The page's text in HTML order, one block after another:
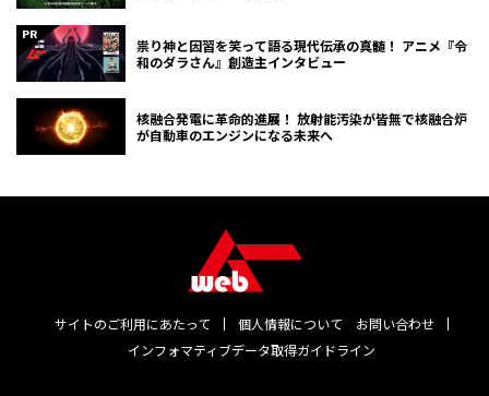
祟り神と因習を笑って語る現代伝承の真髄！ アニメ『令
和のダラさん』創造主インタビュー
核融合発電に革命的進展！ 放射能汚染が皆無で核融合炉
が自動車のエンジンになる未来へ
サイトのご利用にあたって 個人情報について
お問い合わせ
インフォマティブデータ取得ガイドライン